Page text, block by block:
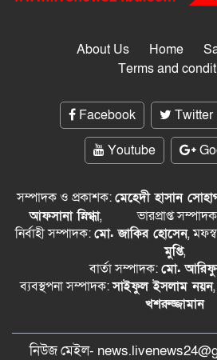
About Us Home
Terms and
Facebook Twitter
Youtube
সম্পাদক ও প্রকাশক:মেহেদী হাসান
আফসানা স্নিগ্ধা, ভারপ্রাপ্ত
নির্বাহী সম্পাদক:মো. জাকির হোসেন,
মুপ্তি,
বার্তা সম্পাদক:মো.
ব্যবস্থপনা সম্পাদক:সাইফুল ইসলাম নয়ন
খশরুজ্জামান
নিউজ মেইল-